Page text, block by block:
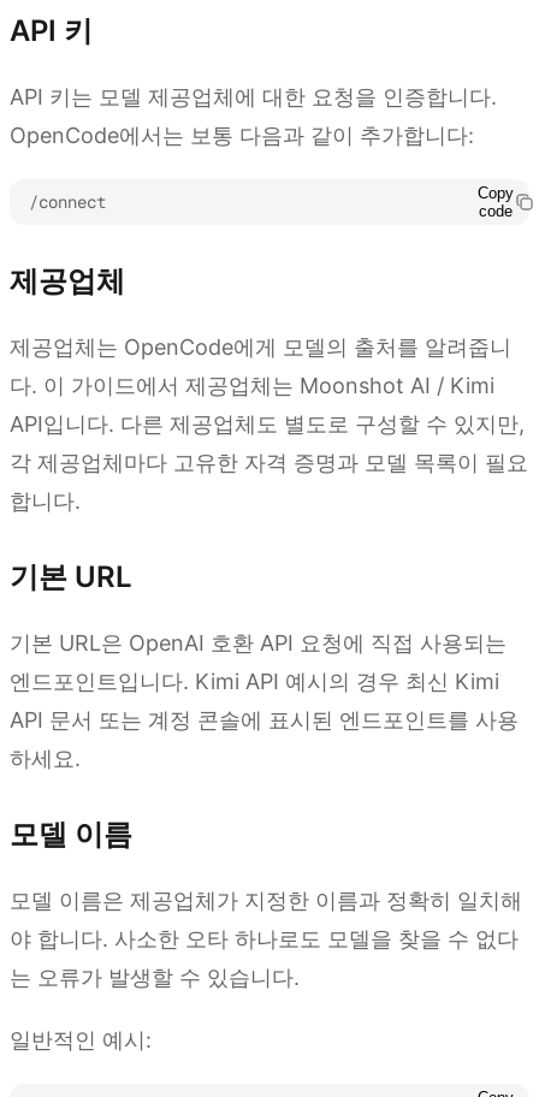
API 키
API 키는 모델 제공업체에 대한 요청을 인증합니다.
OpenCode에서는 보통 다음과 같이 추가합니다:
/connect
Copy
code
제공업체
제공업체는 OpenCode에게 모델의 출처를 알려줍니
다. 이 가이드에서 제공업체는 Moonshot AI / Kimi
API입니다. 다른 제공업체도 별도로 구성할 수 있지만,
각 제공업체마다 고유한 자격 증명과 모델 목록이 필요
합니다.
기본 URL
기본 URL은 OpenAI 호환 API 요청에 직접 사용되는
엔드포인트입니다. Kimi API 예시의 경우 최신 Kimi
API 문서 또는 계정 콘솔에 표시된 엔드포인트를 사용
하세요.
모델 이름
모델 이름은 제공업체가 지정한 이름과 정확히 일치해
야 합니다. 사소한 오타 하나로도 모델을 찾을 수 없다
는 오류가 발생할 수 있습니다.
일반적인 예시: